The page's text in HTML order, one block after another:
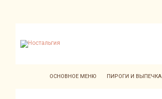
ОСНОВНОЕ МЕНЮ ПИРОГИ И ВЫПЕЧКА